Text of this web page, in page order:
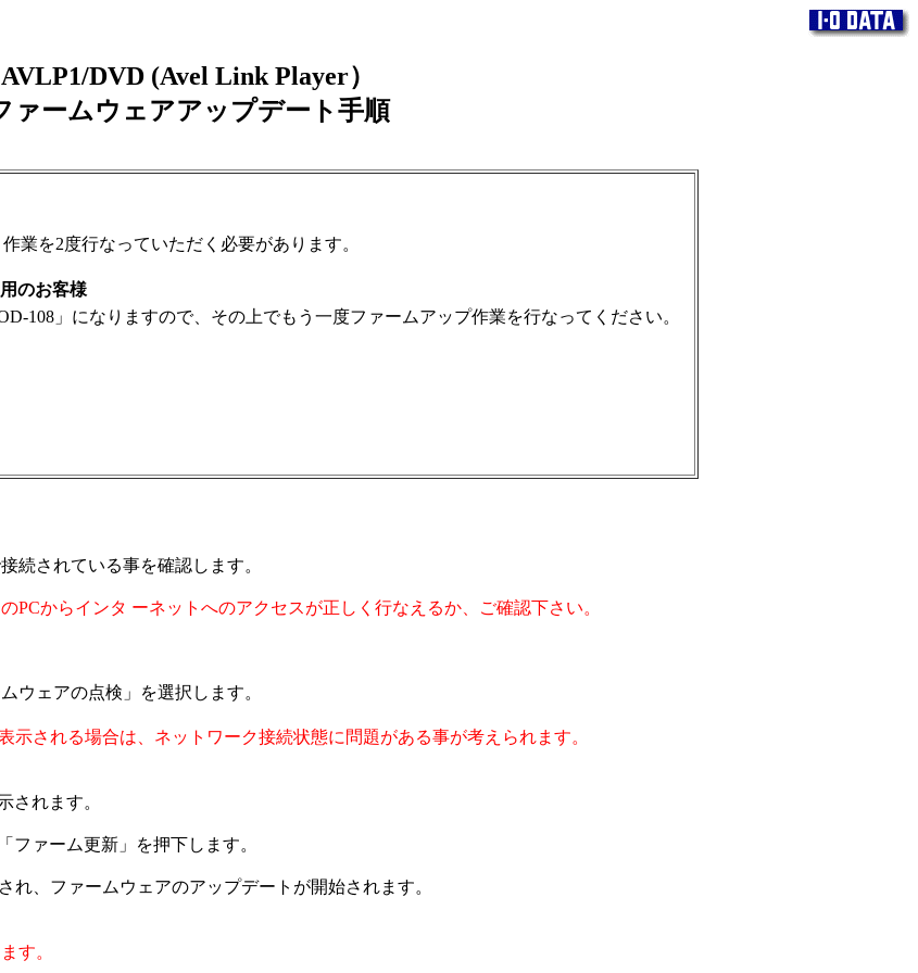
AVLP1/DVD (Avel Link Player）
ァームウェアアップデート手順
業を2度行なっていただく必要があります。
のお客様
108」になりますので、その上でもう一度ファームアップ作業を行なってください。
続されている事を確認します。
からインタ ーネットへのアクセスが正しく行なえるか、ご確認下さい。
ウェアの点検」を選択します。
される場合は、ネットワーク接続状態に問題がある事が考えられます。
されます。
ァーム更新」を押下します。
れ、ファームウェアのアップデートが開始されます。
す。